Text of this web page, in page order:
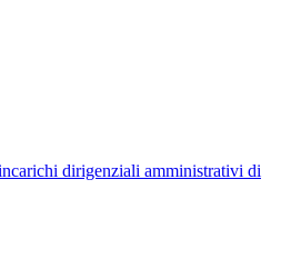
dirigenziali amministrativi di